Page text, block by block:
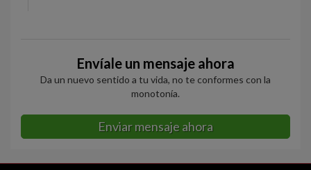
Envíale un mensaje ahora
Da un nuevo sentido a tu vida, no te conformes con la
monotonía.
Enviar mensaje ahora